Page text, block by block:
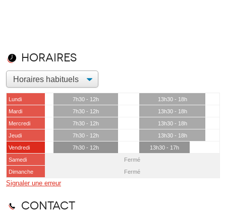
Horaires
Lundi 7h30 - 12h
13h30 - 18h
Mardi
7h30 - 12h
13h30 - 18h
Mercredi
7h30 - 12h
13h30 - 18h
Jeudi
7h30 - 12h
13h30 - 18h
Vendredi
7h30 - 12h
13h30 - 17h
Samedi
Fermé
Dimanche
Fermé
Signaler une erreur
Contact